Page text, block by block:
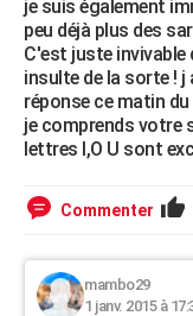
je suis également
peu déjà plus des
C'est juste
insulte de la sorte ! j
réponse ce matin du
je comprends votre
lettres I,O U sont
Commenter
mambo29
1 janv. 2015 à